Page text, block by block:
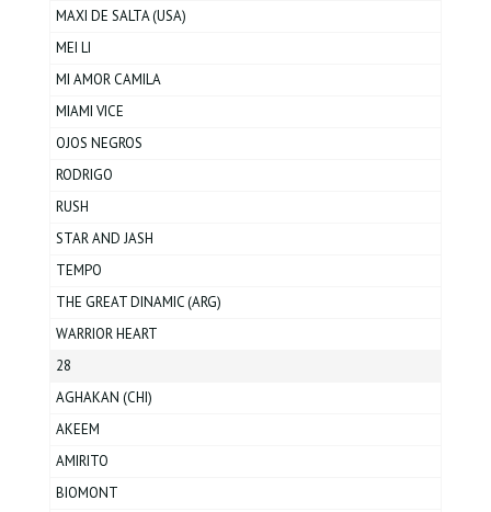
MAXI DE SALTA (USA)
MEI LI
MI AMOR CAMILA
MIAMI VICE
OJOS NEGROS
RODRIGO
RUSH
STAR AND JASH
TEMPO
THE GREAT DINAMIC (ARG)
WARRIOR HEART
28
AGHAKAN (CHI)
AKEEM
AMIRITO
BIOMONT